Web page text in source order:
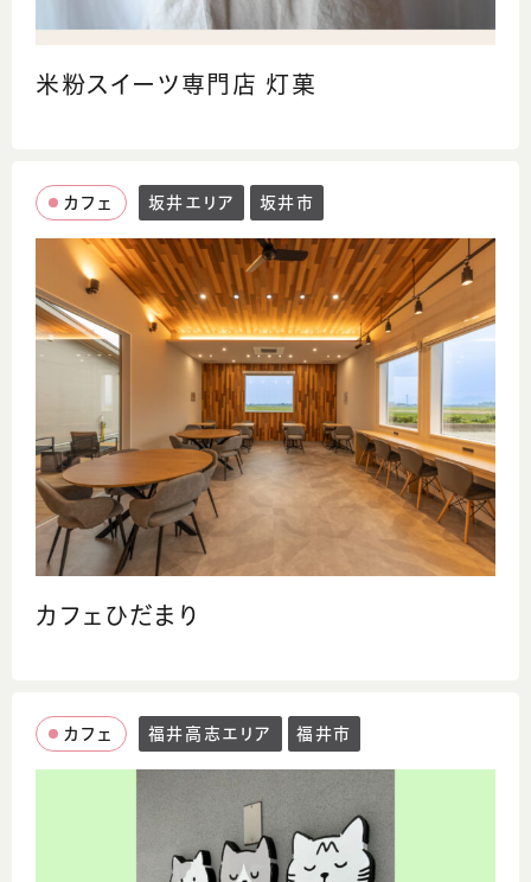
米粉スイーツ専門店 灯菓
カフェ 坂井エリア 坂井市
カフェひだまり
カフェ 福井高志エリア 福井市